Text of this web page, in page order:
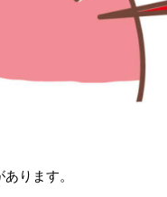
ります。